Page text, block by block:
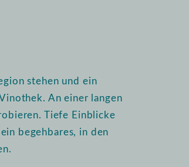
stehen und ein
An einer langen
Tiefe Einblicke
begehbares, in den